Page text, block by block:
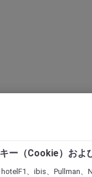
ー（Cookie）およ
hotelF1、ibis、Pullman